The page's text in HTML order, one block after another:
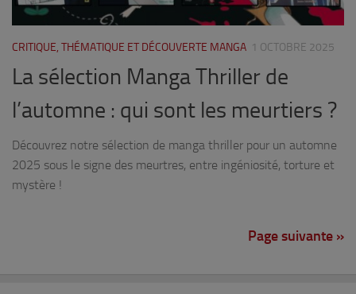
CRITIQUE, THÉMATIQUE ET DÉCOUVERTE MANGA 1 OCTOBRE 2025
La sélection Manga Thriller de
l’automne : qui sont les meurtiers ?
Découvrez notre sélection de manga thriller pour un automne
2025 sous le signe des meurtres, entre ingéniosité, torture et
mystère !
Page suivante »